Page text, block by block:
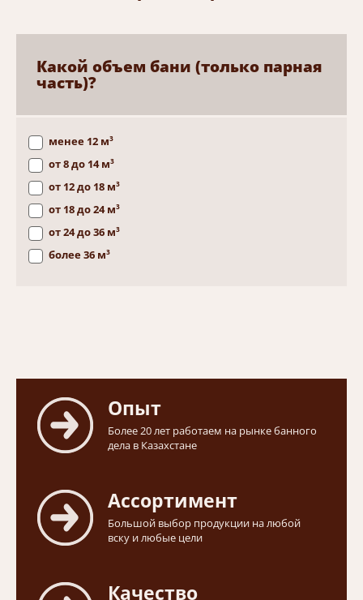
Какой объем бани (только парная
часть)?
менее 12 м³
от 8 до 14 м³
от 12 до 18 м³
от 18 до 24 м³
от 24 до 36 м³
более 36 м³
Опыт
Более 20 лет работаем на рынке банного
дела в Казахстане
Ассортимент
Большой выбор продукции на любой
вску и любые цели
Качество